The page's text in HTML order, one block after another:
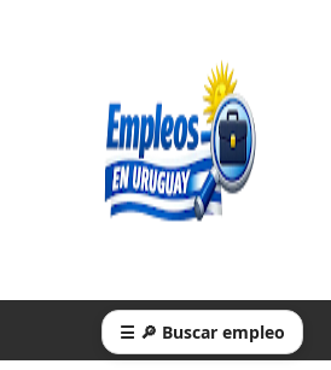
☰ 🔎 Buscar empleo